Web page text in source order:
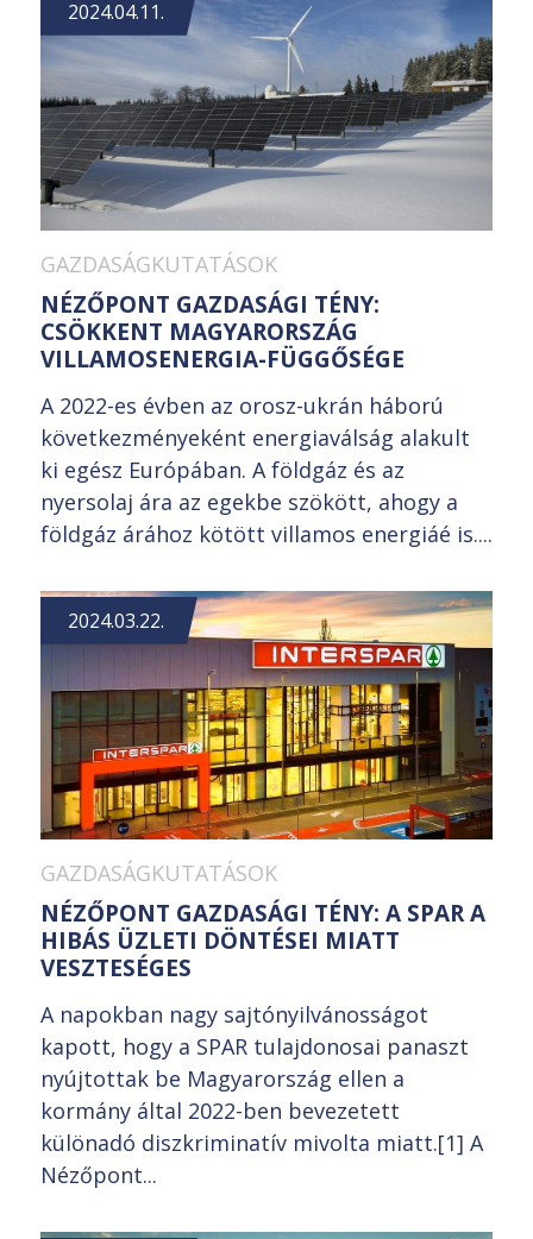
2024.04.11.
GAZDASÁGKUTATÁSOK
NÉZŐPONT GAZDASÁGI TÉNY:
CSÖKKENT MAGYARORSZÁG
VILLAMOSENERGIA-FÜGGŐSÉGE
A 2022-es évben az orosz-ukrán háború
következményeként energiaválság alakult
ki egész Európában. A földgáz és az
nyersolaj ára az egekbe szökött, ahogy a
földgáz árához kötött villamos energiáé is....
2024.03.22.
GAZDASÁGKUTATÁSOK
NÉZŐPONT GAZDASÁGI TÉNY: A SPAR A
HIBÁS ÜZLETI DÖNTÉSEI MIATT
VESZTESÉGES
A napokban nagy sajtónyilvánosságot
kapott, hogy a SPAR tulajdonosai panaszt
nyújtottak be Magyarország ellen a
kormány által 2022-ben bevezetett
különadó diszkriminatív mivolta miatt.[1] A
Nézőpont...